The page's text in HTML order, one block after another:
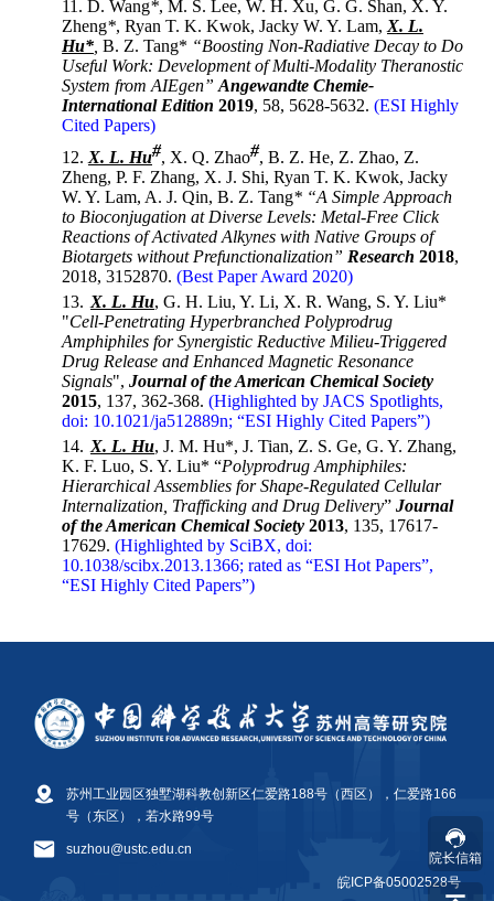
苏州工业园区独墅湖科教创新区仁爱路188号（西区），仁爱路166
号（东区），若水路99号
suzhou@ustc.edu.cn
皖ICP备05002528号
院长信箱